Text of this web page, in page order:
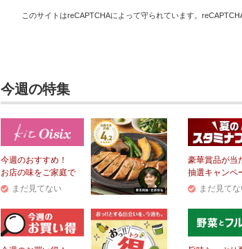
このサイトはreCAPTCHAによって守られています。
今週の特集
今週のおすすめ！
お店の味をご家庭で
まだ見てない
豪華賞品が当
抽選キャンペ
まだ見て